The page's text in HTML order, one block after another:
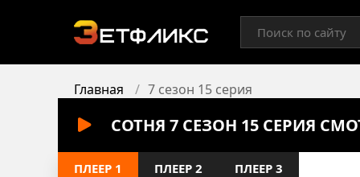
Главная 7 сезон 15 серия
СОТНЯ 7 СЕЗОН 15 СЕРИЯ
ПЛЕЕР 1 ПЛЕЕР 2 ПЛЕЕР 3